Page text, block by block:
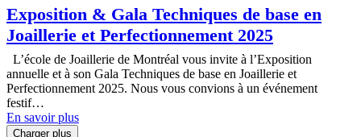
Exposition & Gala Techniques de base en
Joaillerie et Perfectionnement 2025
L’école de Joaillerie de Montréal vous invite à l’Exposition
annuelle et à son Gala Techniques de base en Joaillerie et
Perfectionnement 2025. Nous vous convions à un événement
festif…
En savoir plus
Charger plus